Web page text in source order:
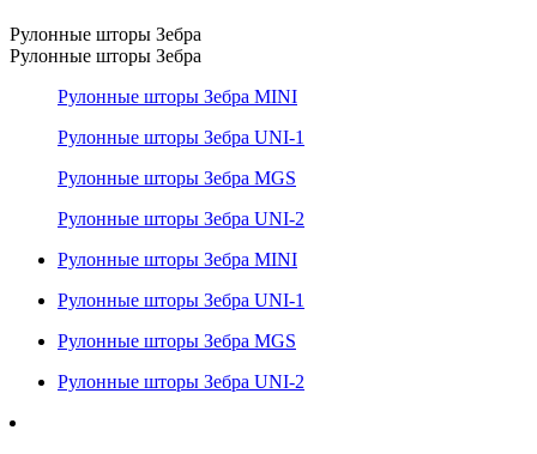
Рулонные шторы Зебра
Рулонные шторы Зебра
Рулонные шторы Зебра MINI
Рулонные шторы Зебра UNI-1
Рулонные шторы Зебра MGS
Рулонные шторы Зебра UNI-2
Рулонные шторы Зебра MINI
Рулонные шторы Зебра UNI-1
Рулонные шторы Зебра MGS
Рулонные шторы Зебра UNI-2